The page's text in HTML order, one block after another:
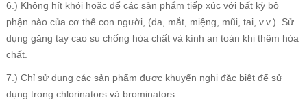
6.) Không hít khói hoặc để các sản phẩm tiếp xúc với bất kỳ bộ
phận nào của cơ thể con người, (da, mắt, miệng, mũi, tai, v.v.). Sử
dụng găng tay cao su chống hóa chất và kính an toàn khi thêm hóa
chất.
7.) Chỉ sử dụng các sản phẩm được khuyến nghị đặc biệt để sử
dụng trong chlorinators và brominators.